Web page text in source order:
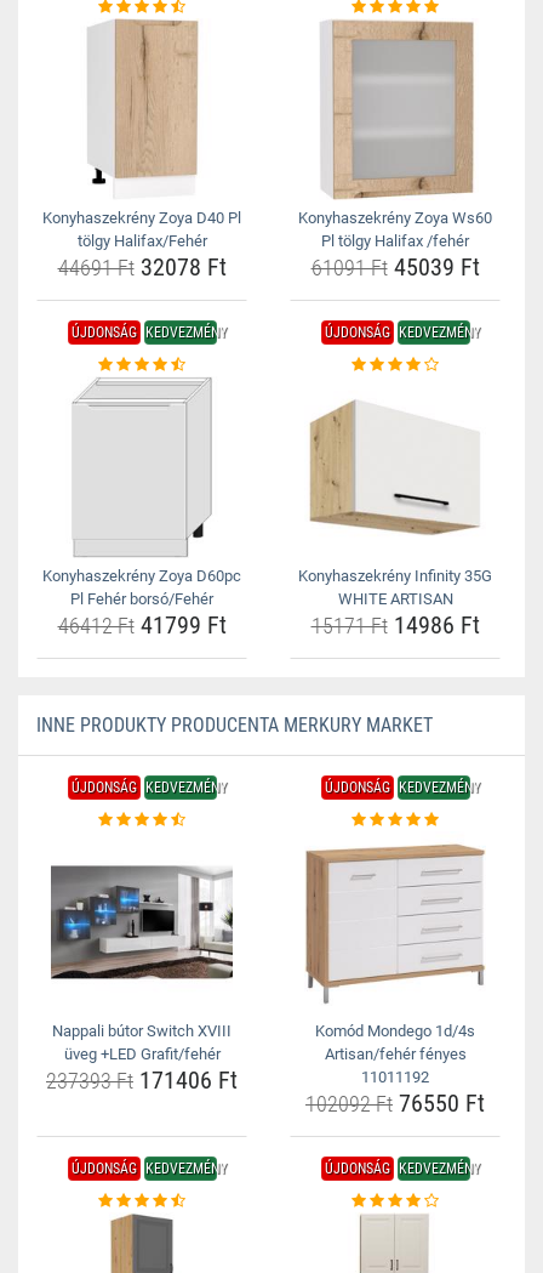
Konyhaszekrény Zoya D40 Pl
tölgy Halifax/Fehér
44691 Ft32078 Ft
Konyhaszekrény Zoya Ws60
Pl tölgy Halifax /fehér
61091 Ft45039 Ft
ÚJDONSÁG KEDVEZMÉNY
Konyhaszekrény Zoya D60pc
Pl Fehér borsó/Fehér
46412 Ft41799 Ft
ÚJDONSÁG KEDVEZMÉNY
Konyhaszekrény Infinity 35G
WHITE ARTISAN
15171 Ft14986 Ft
INNE PRODUKTY PRODUCENTA MERKURY MARKET
ÚJDONSÁG KEDVEZMÉNY
Nappali bútor Switch XVIII
üveg +LED Grafit/fehér
237393 Ft 171406 Ft
ÚJDONSÁG KEDVEZMÉNY
Komód Mondego 1d/4s
Artisan/fehér fényes
11011192
102092 Ft 76550 Ft
ÚJDONSÁG KEDVEZMÉNY ÚJDONSÁG KEDVEZMÉNY